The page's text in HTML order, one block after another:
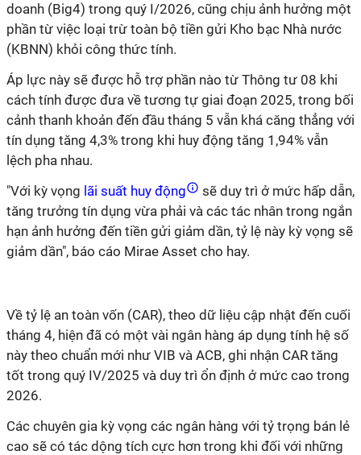
doanh (Big4) trong quý I/2026, cũng chịu ảnh hưởng một
phần từ việc loại trừ toàn bộ tiền gửi Kho bạc Nhà nước
(KBNN) khỏi công thức tính.
Áp lực này sẽ được hỗ trợ phần nào từ Thông tư 08 khi
cách tính được đưa về tương tự giai đoạn 2025, trong bối
cảnh thanh khoản đến đầu tháng 5 vẫn khá căng thẳng với
tín dụng tăng 4,3% trong khi huy động tăng 1,94% vẫn
lệch pha nhau.
"Với kỳ vọng lãi suất huy động
sẽ duy trì ở mức hấp dẫn,
tăng trưởng tín dụng vừa phải và các tác nhân trong ngắn
hạn ảnh hưởng đến tiền gửi giảm dần, tỷ lệ này kỳ vọng sẽ
giảm dần", báo cáo Mirae Asset cho hay.
Về tỷ lệ an toàn vốn (CAR), theo dữ liệu cập nhật đến cuối
tháng 4, hiện đã có một vài ngân hàng áp dụng tính hệ số
này theo chuẩn mới như VIB và ACB, ghi nhận CAR tăng
tốt trong quý IV/2025 và duy trì ổn định ở mức cao trong
2026.
Các chuyên gia kỳ vọng các ngân hàng với tỷ trọng bán lẻ
cao sẽ có tác dộng tích cực hơn trong khi đối với những